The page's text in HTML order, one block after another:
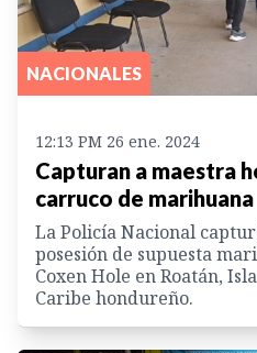
NACIONALES
12:13 PM 26 ene. 2024
Capturan a maestra
carruco de marihuana
La Policía Nacional
posesión de supuesta
Coxen Hole en Roatán,
Caribe hondureño.